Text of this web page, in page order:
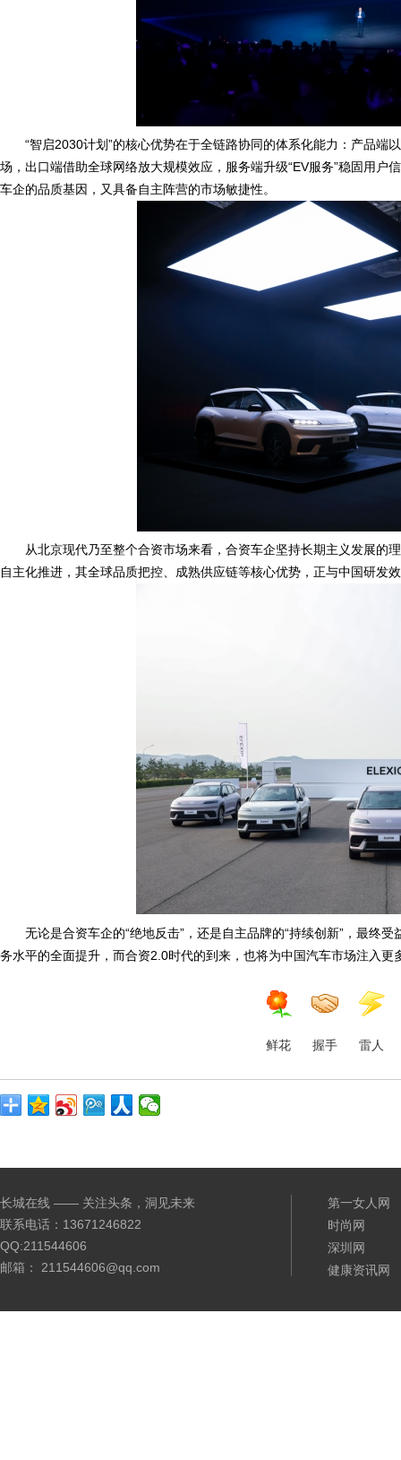
“智启2030计划”的核心优势在于全链路协同的体系化能力：产品端
场，出口端借助全球网络放大规模效应，服务端升级“EV服务”稳固用户
车企的品质基因，又具备自主阵营的市场敏捷性。
从北京现代乃至整个合资市场来看，合资车企坚持长期主义发展的
自主化推进，其全球品质把控、成熟供应链等核心优势，正与中国研发
无论是合资车企的“绝地反击”，还是自主品牌的“持续创新”，最
务水平的全面提升，而合资2.0时代的到来，也将为中国汽车市场注入
鲜花 握手 雷人
长城在线 —— 关注头条，洞见未来
联系电话：13671246822
QQ:211544606
邮箱： 211544606@qq.com
第一女人网
时尚网
深圳网
健康资讯网